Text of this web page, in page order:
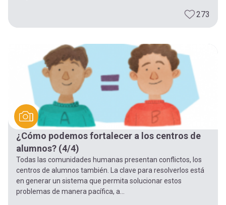
273
¿Cómo podemos fortalecer a los centros de
alumnos? (4/4)
Todas las comunidades humanas presentan conflictos, los
centros de alumnos también. La clave para resolverlos está
en generar un sistema que permita solucionar estos
problemas de manera pacífica, a...